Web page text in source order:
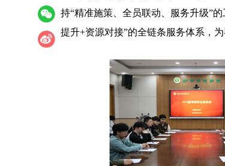
持“精准施策、全员联动、服务升级”
提升+资源对接”的全链条服务体系，